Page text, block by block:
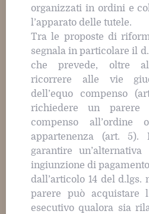
organizzati in ordini e
l’apparato delle tutele.
Tra le proposte di
segnala in particolare il
che prevede, oltre
ricorrere alle vie
dell’equo compenso
richiedere un parere
compenso
appartenenza (art. 5).
garantire
ingiunzione di
dall’articolo 14 del d.lgs.
parere può acquistare
esecutivo qualora sia